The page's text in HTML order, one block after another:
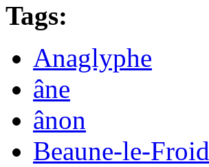
Tags:
Anaglyphe
âne
ânon
Beaune-le-Froid